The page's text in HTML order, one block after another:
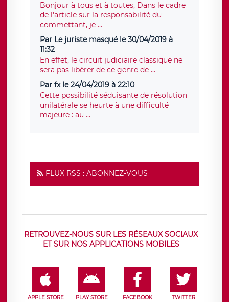
Bonjour à tous et à toutes, Dans le cadre
de l'article sur la responsabilité du
commettant, je ...
Par Le juriste masqué le 30/04/2019 à
11:32
En effet, le circuit judiciaire classique ne
sera pas libérer de ce genre de ...
Par fx le 24/04/2019 à 22:10
Cette possibilité séduisante de résolution
unilatérale se heurte à une difficulté
majeure : au ...
FLUX RSS : ABONNEZ-VOUS
RETROUVEZ-NOUS SUR LES RÉSEAUX SOCIAUX
ET SUR NOS APPLICATIONS MOBILES
APPLE STORE PLAY STORE FACEBOOK TWITTER